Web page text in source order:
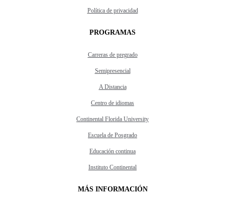
Política de privacidad
PROGRAMAS
Carreras de pregrado
Semipresencial
A Distancia
Centro de idiomas
Continental Florida University
Escuela de Posgrado
Educación continua
Instituto Continental
MÁS INFORMACIÓN